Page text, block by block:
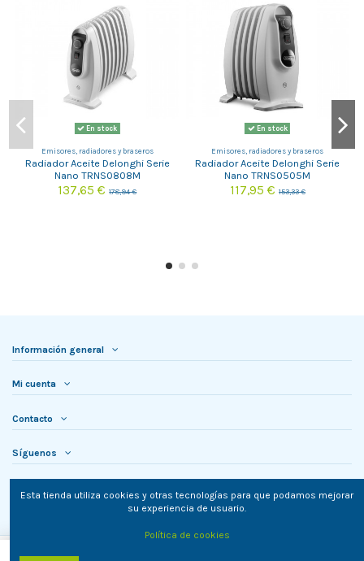
En stock
Emisores, radiadores y braseros
Radiador Aceite Delonghi Serie
Nano TRNS0808M
137,65 €178,94 €
En stock
Emisores, radiadores y braseros
Radiador Aceite Delonghi Serie
Nano TRNS0505M
117,95 € 153,33 €
Información general
Mi cuenta
Contacto
Síguenos
Esta tienda utiliza cookies y otras tecnologías para que podamos mejorar
su experiencia de usuario.
Política de cookies